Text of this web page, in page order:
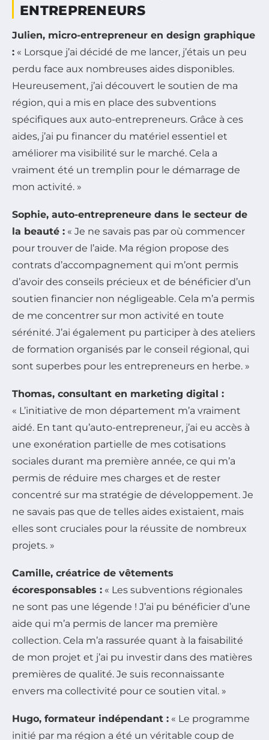
ENTREPRENEURS
Julien, micro-entrepreneur en design graphique
: « Lorsque j’ai décidé de me lancer, j’étais un peu
perdu face aux nombreuses aides disponibles.
Heureusement, j’ai découvert le soutien de ma
région, qui a mis en place des subventions
spécifiques aux auto-entrepreneurs. Grâce à ces
aides, j’ai pu financer du matériel essentiel et
améliorer ma visibilité sur le marché. Cela a
vraiment été un tremplin pour le démarrage de
mon activité. »
Sophie, auto-entrepreneure dans le secteur de
la beauté : « Je ne savais pas par où commencer
pour trouver de l’aide. Ma région propose des
contrats d’accompagnement qui m’ont permis
d’avoir des conseils précieux et de bénéficier d’un
soutien financier non négligeable. Cela m’a permis
de me concentrer sur mon activité en toute
sérénité. J’ai également pu participer à des ateliers
de formation organisés par le conseil régional, qui
sont superbes pour les entrepreneurs en herbe. »
Thomas, consultant en marketing digital :
« L’initiative de mon département m’a vraiment
aidé. En tant qu’auto-entrepreneur, j’ai eu accès à
une exonération partielle de mes cotisations
sociales durant ma première année, ce qui m’a
permis de réduire mes charges et de rester
concentré sur ma stratégie de développement. Je
ne savais pas que de telles aides existaient, mais
elles sont cruciales pour la réussite de nombreux
projets. »
Camille, créatrice de vêtements
écoresponsables : « Les subventions régionales
ne sont pas une légende ! J’ai pu bénéficier d’une
aide qui m’a permis de lancer ma première
collection. Cela m’a rassurée quant à la faisabilité
de mon projet et j’ai pu investir dans des matières
premières de qualité. Je suis reconnaissante
envers ma collectivité pour ce soutien vital. »
Hugo, formateur indépendant : « Le programme
initié par ma région a été un véritable coup de